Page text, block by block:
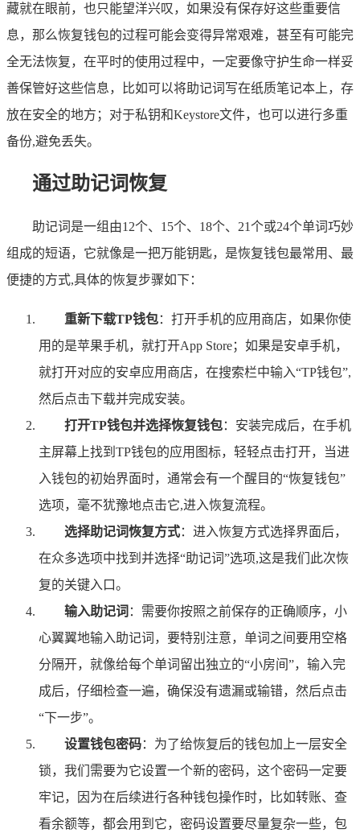
藏就在眼前，也只能望洋兴叹，如果没有保存好这些重要信
息，那么恢复钱包的过程可能会变得异常艰难，甚至有可能完
全无法恢复，在平时的使用过程中，一定要像守护生命一样妥
善保管好这些信息，比如可以将助记词写在纸质笔记本上，存
放在安全的地方；对于私钥和Keystore文件，也可以进行多重
备份,避免丢失。
通过助记词恢复
助记词是一组由12个、15个、18个、21个或24个单词巧妙
组成的短语，它就像是一把万能钥匙，是恢复钱包最常用、最
便捷的方式,具体的恢复步骤如下：
重新下载TP钱包：打开手机的应用商店，如果你使
用的是苹果手机，就打开App Store；如果是安卓手机，
就打开对应的安卓应用商店，在搜索栏中输入“TP钱包”,
然后点击下载并完成安装。
打开TP钱包并选择恢复钱包：安装完成后，在手机
主屏幕上找到TP钱包的应用图标，轻轻点击打开，当进
入钱包的初始界面时，通常会有一个醒目的“恢复钱包”
选项，毫不犹豫地点击它,进入恢复流程。
选择助记词恢复方式：进入恢复方式选择界面后，
在众多选项中找到并选择“助记词”选项,这是我们此次恢
复的关键入口。
输入助记词 ：需要你按照之前保存的正确顺序，小
心翼翼地输入助记词，要特别注意，单词之间要用空格
分隔开，就像给每个单词留出独立的“小房间”，输入完
成后，仔细检查一遍，确保没有遗漏或输错，然后点击
“下一步”。
设置钱包密码：为了给恢复后的钱包加上一层安全
锁，我们需要为它设置一个新的密码，这个密码一定要
牢记，因为在后续进行各种钱包操作时，比如转账、查
看余额等，都会用到它，密码设置要尽量复杂一些，包